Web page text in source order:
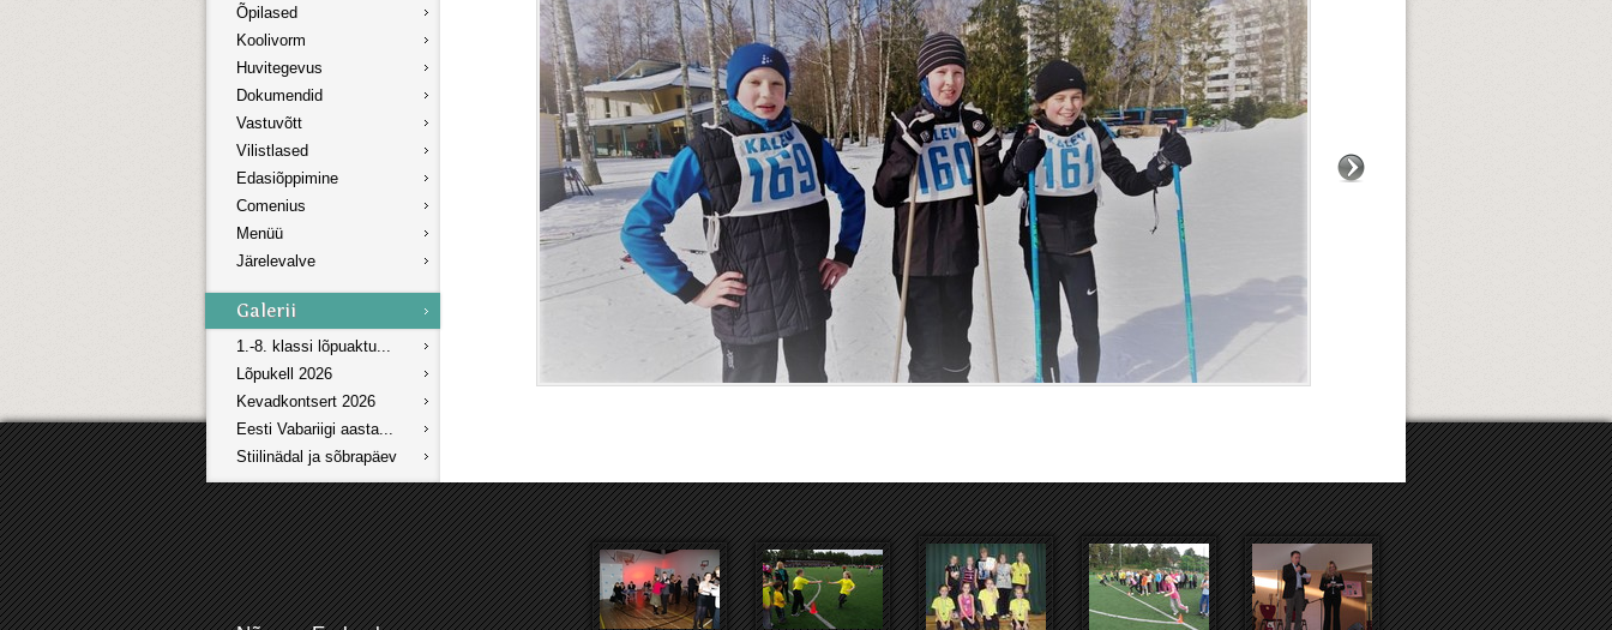
Õpilased
Koolivorm
Huvitegevus
Dokumendid
Vastuvõtt
Vilistlased
Edasiõppimine
Comenius
Menüü
Järelevalve
1.-8. klassi lõpuaktu...
Lõpukell 2026
Kevadkontsert 2026
Eesti Vabariigi aasta...
Stiilinädal ja sõbrapäev